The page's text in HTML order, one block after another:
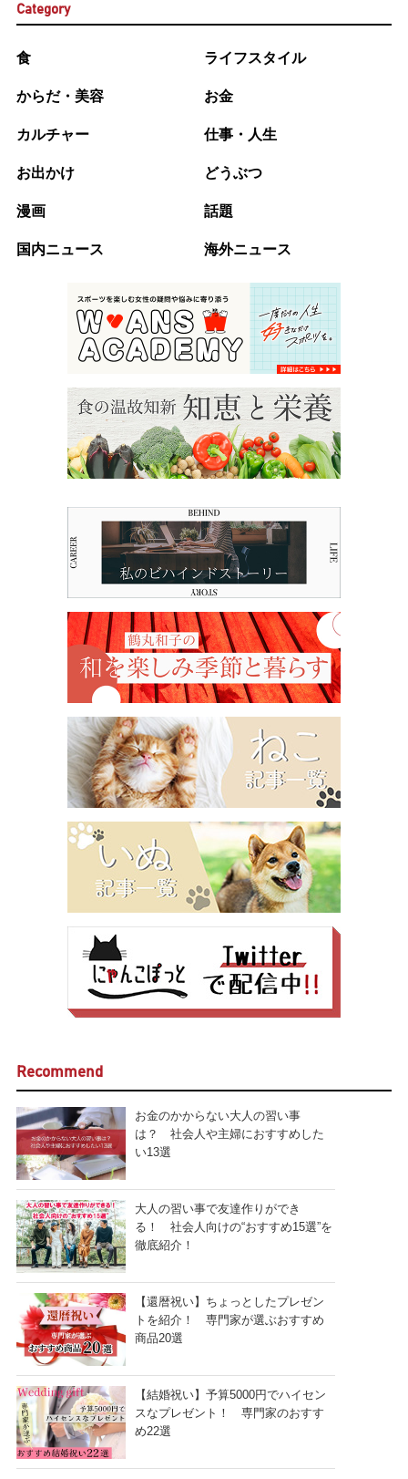
Category
食 ライフスタイル
からだ・美容 お金
カルチャー 仕事・人生
お出かけ どうぶつ
漫画 話題
国内ニュース 海外ニュース
Recommend
お金のかからない大人の習い事
は？ 社会人や主婦におすすめした
い13選
大人の習い事で友達作りができ
る！ 社会人向けの“おすすめ15選”を
徹底紹介！
【還暦祝い】ちょっとしたプレゼン
トを紹介！ 専門家が選ぶおすすめ
商品20選
【結婚祝い】予算5000円でハイセン
スなプレゼント！ 専門家のおすす
め22選